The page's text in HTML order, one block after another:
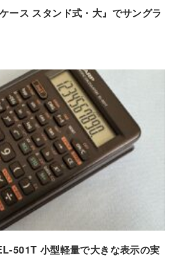
ース スタンド式・大』でサングラ
501T 小型軽量で大きな表示の実